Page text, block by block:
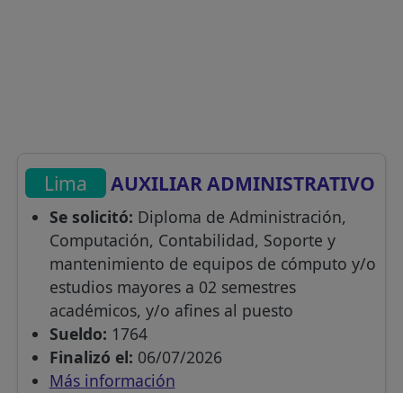
Lima AUXILIAR ADMINISTRATIVO
Se solicitó: Diploma de Administración,
Computación, Contabilidad, Soporte y
mantenimiento de equipos de cómputo y/o
estudios mayores a 02 semestres
académicos, y/o afines al puesto
Sueldo: 1764
Finalizó el: 06/07/2026
Más información